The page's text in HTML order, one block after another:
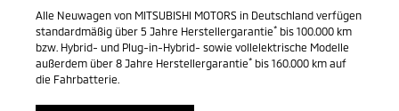
Alle Neuwagen von MITSUBISHI MOTORS in Deutschland verfügen
standardmäßig über 5 Jahre Herstellergarantie* bis 100.000 km
bzw. Hybrid- und Plug-in-Hybrid- sowie vollelektrische Modelle
außerdem über 8 Jahre Herstellergarantie* bis 160.000 km auf
die Fahrbatterie.